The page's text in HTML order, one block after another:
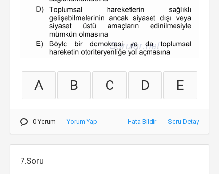
A B C D E
0 Yorum Yorum Yap Hata Bildir Soru Detay
7.Soru